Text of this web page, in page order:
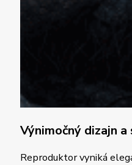
Výnimočný dizajn
Reproduktor vyniká